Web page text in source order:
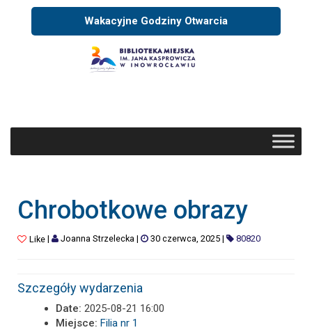
Wakacyjne Godziny Otwarcia
Chrobotkowe obrazy
Like| Joanna Strzelecka | 30 czerwca, 2025| 80820
Szczegóły wydarzenia
Date: 2025-08-21 16:00
Miejsce: Filia nr 1